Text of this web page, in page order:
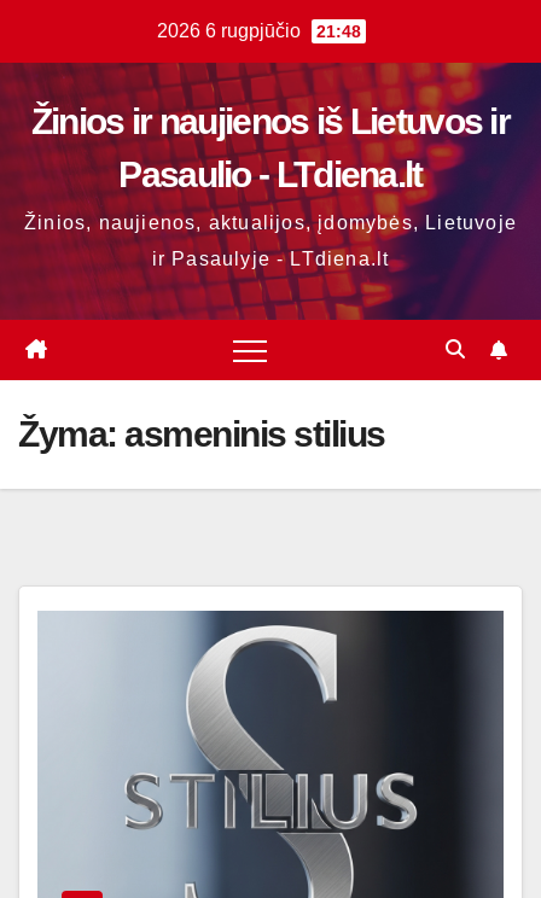
content
2026 6 rugpjūčio 21:48
Žinios ir naujienos iš Lietuvos ir
Pasaulio - LTdiena.lt
Žinios, naujienos, aktualijos, įdomybės, Lietuvoje
ir Pasaulyje - LTdiena.lt
Žyma: asmeninis stilius